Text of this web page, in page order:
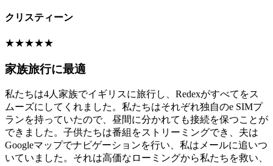
クリスティーン
★★★★★
家族旅行に最適
私たちは4人家族でイギリスに旅行し、Redexがすべてをス
ムーズにしてくれました。私たちはそれぞれ独自のe SIMプ
ランを持っていたので、昼間に分かれても接続を保つことが
できました。子供たちは番組をストリーミングでき、夫は
Googleマップでナビゲーションを行い、私はメールに追いつ
いていました。それは高価なローミングから私たちを救い、